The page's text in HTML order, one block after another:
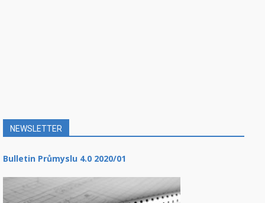
NEWSLETTER
Bulletin Průmyslu 4.0 2020/01